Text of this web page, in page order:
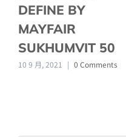
DEFINE BY
MAYFAIR
SUKHUMVIT 50
10 9 月, 2021 | 0 Comments